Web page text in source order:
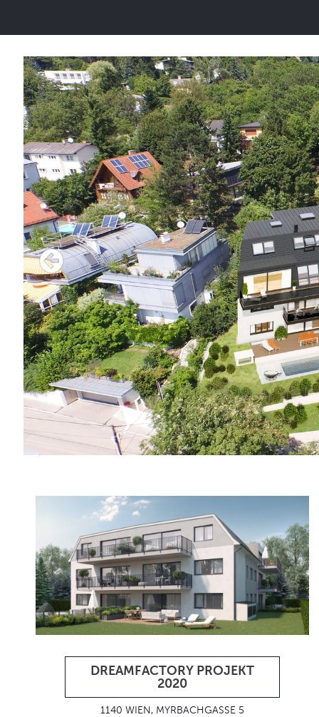
DREAMFACTORY PROJEKT
2020
1140 WIEN, MYRBACHGASSE 5